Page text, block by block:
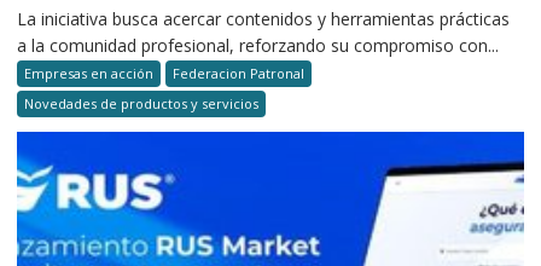
La iniciativa busca acercar contenidos y herramientas prácticas
a la comunidad profesional, reforzando su compromiso con...
Empresas en acción
Federacion Patronal
Novedades de productos y servicios